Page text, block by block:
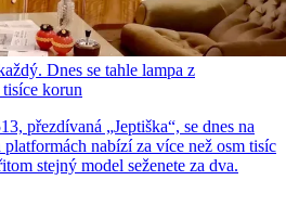
Dnes se tahle lampa z
korun
přezdívaná „Jeptiška“, se dnes na
nabízí za více než osm tisíc
stejný model seženete za dva.